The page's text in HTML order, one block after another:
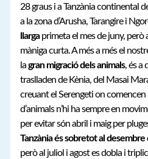
28 graus i a Tanzània continental
a la zona d’Arusha, Tarangire i
llargaprimeta el mes de juny, però
màniga curta. A més a més el
lagran migració dels animals, és a
traslladen de Kènia, del Masai
creuant el Serengeti on comencen
d’animals n’hi ha sempre en
per evitar són abril i maig per
Tanzània és sobretot al
però al juliol i agost es dobla i